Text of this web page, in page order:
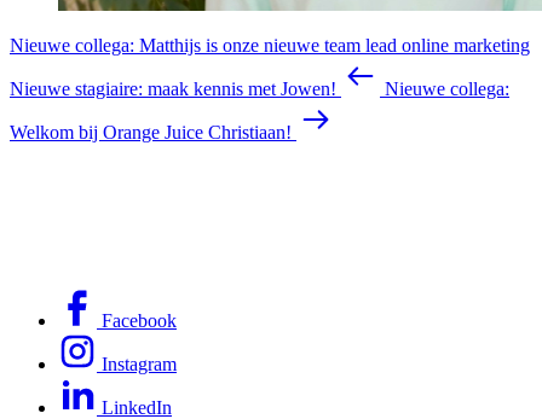
Nieuwe collega: Matthijs is onze nieuwe team lead online marketing
Nieuwe stagiaire: maak kennis met Jowen! Nieuwe collega:
Welkom bij Orange Juice Christiaan!
Facebook
Instagram
LinkedIn